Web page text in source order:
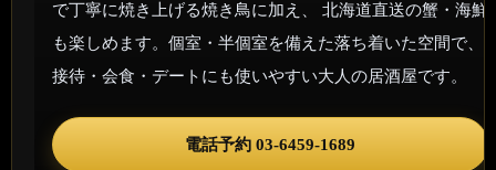
で丁寧に焼き上げる焼き鳥に加え、 北海道直送の蟹・海鮮
も楽しめます。個室・半個室を備えた落ち着いた空間で、
接待・会食・デートにも使いやすい大人の居酒屋です。
電話予約 03-6459-1689